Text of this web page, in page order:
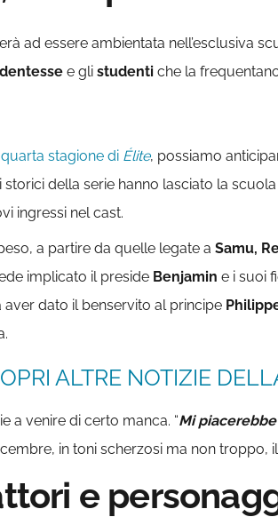
ad essere ambientata nell’esclusiva
e gli studenti che la
stagione di Élite, possiamo
della serie hanno lasciato la scuola
ingressi nel cast.
a partire da quelle legate a Samu,
implicato il preside Benjamin e i suoi
dato il benservito al principe
ALTRE NOTIZIE
a venire di certo manca. “Mi
in toni scherzosi ma non troppo,
e